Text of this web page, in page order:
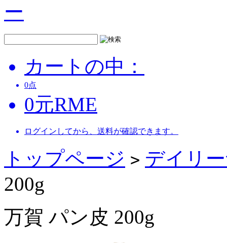
ー
カートの中：
0点
0元RME
ログインしてから、送料が確認できます。
トップページ > デイリ
200g
万賀 パン皮 200g